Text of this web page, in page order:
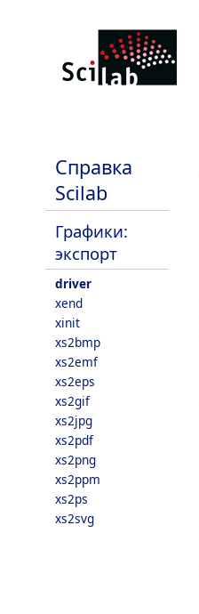
Справка
Scilab
Графики:
экспорт
driver
xend
xinit
xs2bmp
xs2emf
xs2eps
xs2gif
xs2jpg
xs2pdf
xs2png
xs2ppm
xs2ps
xs2svg